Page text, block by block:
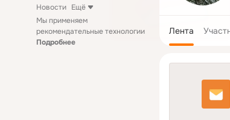
Новости Ещё
Мы применяем
рекомендательные технологии
Подробнее
Лента